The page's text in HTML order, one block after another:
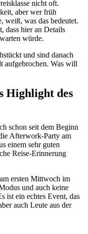
nicht oft.
aber wer früh
weiß, was das bedeutet.
dass hier an Details
würde.
und sind danach
aufgebrochen. Was will
Highlight des
schon seit dem Beginn
Afterwork-Party am
einem sehr guten
Reise-Erinnerung
ersten Mittwoch im
und auch keine
ist ein echtes Event, das
auch Leute aus der